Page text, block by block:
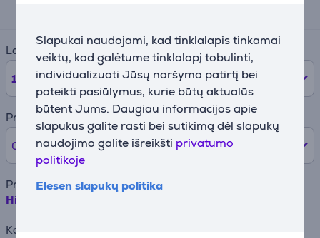
Slapukai naudojami, kad tinklalapis tinkamai
veiktų, kad galėtume tinklalapį tobulinti,
individualizuoti Jūsų naršymo patirtį bei
pateikti pasiūlymus, kurie būtų aktualūs
būtent Jums. Daugiau informacijos apie
slapukus galite rasti bei sutikimą dėl slapukų
naudojimo galite išreikšti privatumo
politikoje
Elesen slapukų politika
Laikotarpis
12 mėnesių
Pradinė įmoka
0% /0 €
Prekės pavadinimas
Hisense, 77 L, pirolizė, juoda - Įmontuojama orkaitė
Kaina